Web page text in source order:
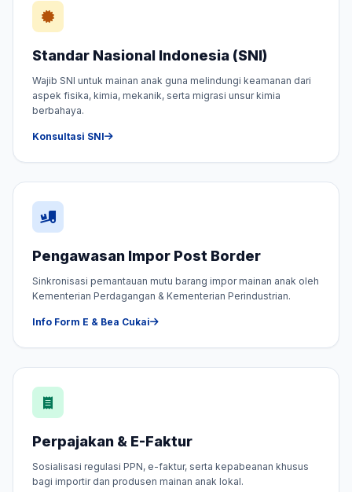
Standar Nasional Indonesia (SNI)
Wajib SNI untuk mainan anak guna melindungi keamanan dari
aspek fisika, kimia, mekanik, serta migrasi unsur kimia
berbahaya.
Konsultasi SNI
Pengawasan Impor Post Border
Sinkronisasi pemantauan mutu barang impor mainan anak oleh
Kementerian Perdagangan & Kementerian Perindustrian.
Info Form E & Bea Cukai
Perpajakan & E-Faktur
Sosialisasi regulasi PPN, e-faktur, serta kepabeanan khusus
bagi importir dan produsen mainan anak lokal.